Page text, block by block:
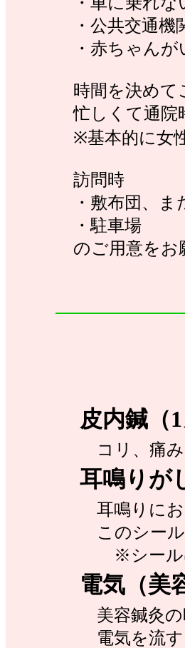
・公共交通機
・赤ちゃん
時間を決めて
忙しくて通院
※基本的に女
訪問時
・敷布団、ま
・駐車場
のご用意をお
皮内鍼（1
コリ、痛み
耳鳴りが
耳鳴りにお
このシール
※シールは
電気（美
美容鍼灸の
電気を流す